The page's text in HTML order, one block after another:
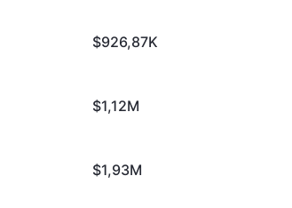
$926,87K
$1,12M
$1,93M